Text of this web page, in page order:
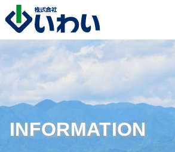
INFORMATION